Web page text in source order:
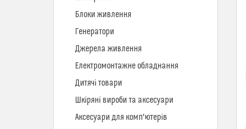
Блоки живлення
Генератори
Джерела живлення
Електромонтажне обладнання
Дитячі товари
Шкіряні вироби та аксесуари
Аксесуари для комп'ютерів